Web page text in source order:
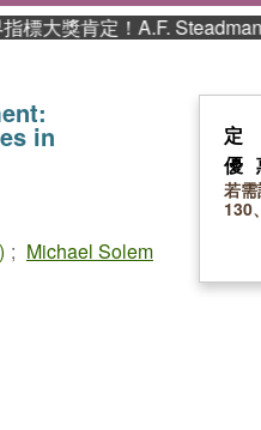
獎肯定！A.F. Steadman 獲
in
; Michael Solem
優
若
130